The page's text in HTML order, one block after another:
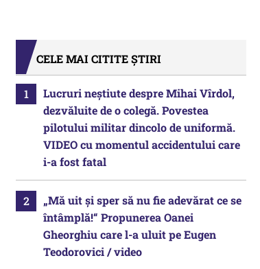
CELE MAI CITITE ȘTIRI
Lucruri neștiute despre Mihai Vîrdol,
dezvăluite de o colegă. Povestea
pilotului militar dincolo de uniformă.
VIDEO cu momentul accidentului care
i-a fost fatal
„Mă uit și sper să nu fie adevărat ce se
întâmplă!“ Propunerea Oanei
Gheorghiu care l-a uluit pe Eugen
Teodorovici / video